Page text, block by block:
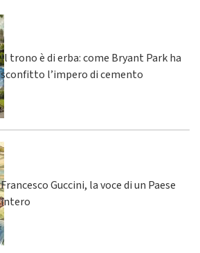
Il trono è di erba: come Bryant Park ha
sconfitto l’impero di cemento
Francesco Guccini, la voce di un Paese
intero